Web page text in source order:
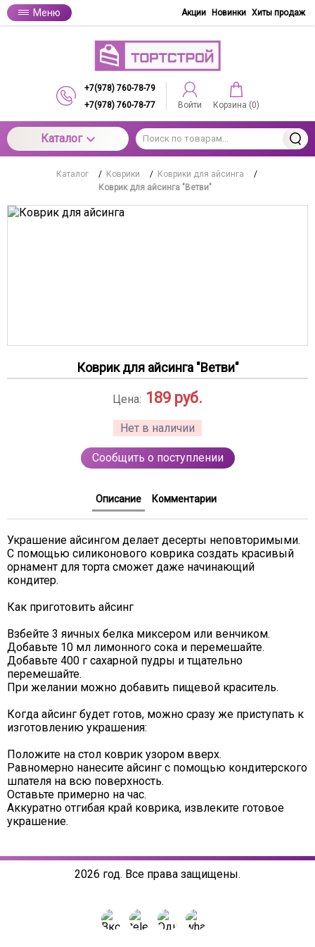
Меню Акции Новинки Хиты продаж
+7(978) 760-78-79
+7(978) 760-78-77
Войти Корзина (0)
Каталог
Каталог / Коврики / Коврики для айсинга
/
Коврик для айсинга "Ветви"
Коврик для айсинга "Ветви"
Нет в наличии
Цена: 189 руб.
Сообщить о поступлении
Описание Комментарии
Украшение айсингом делает десерты неповторимыми.
С помощью силиконового коврика создать красивый
орнамент для торта сможет даже начинающий
кондитер.
Как приготовить айсинг
Взбейте 3 яичных белка миксером или венчиком.
Добавьте 10 мл лимонного сока и перемешайте.
Добавьте 400 г сахарной пудры и тщательно
перемешайте.
При желании можно добавить пищевой краситель.
Когда айсинг будет готов, можно сразу же приступать к
изготовлению украшения:
Положите на стол коврик узором вверх.
Равномерно нанесите айсинг с помощью кондитерского
шпателя на всю поверхность.
Оставьте примерно на час.
Аккуратно отгибая край коврика, извлеките готовое
украшение.
2026 год. Все права защищены.